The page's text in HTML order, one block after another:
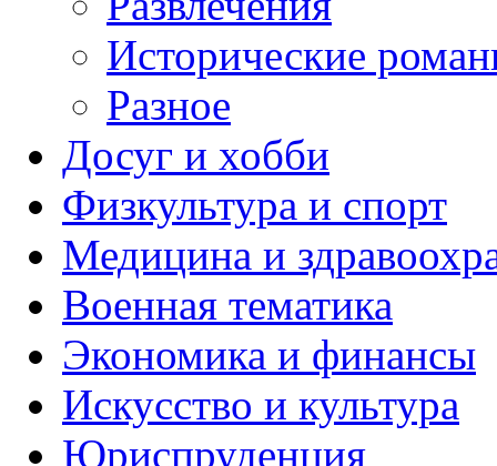
Исторические
Разное
Досуг и хобби
Физкультура и спорт
Медицина и
Военная тематика
Экономика и финансы
Искусство и культура
Юриспруденция